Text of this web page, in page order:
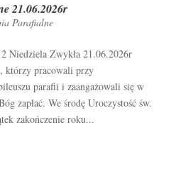
21.06.2026r
Parafialne
Niedziela Zwykła 21.06.2026r
którzy pracowali przy
parafii i zaangażowali się w
zapłać. We środę Uroczystość św.
zakończenie roku...